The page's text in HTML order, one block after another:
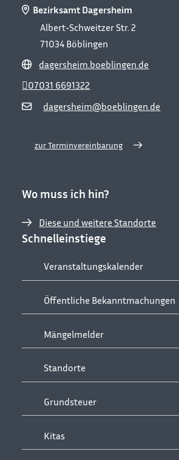
Bezirksamt Dagersheim
Albert-Schweitzer Str. 2
71034 Böblingen
dagersheim.boeblingen.de
dagersheim@boeblingen.de
07031 6691322
zur Terminvereinbarung
Wo muss ich hin?
Diese und weitere Standorte
Schnelleinstiege
Veranstaltungskalender
Öffentliche Bekanntmachungen
Mängelmelder
Standorte
Grundsteuer
Kitas